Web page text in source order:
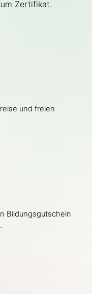
Zertifikat.
und freien
Bildungsgutschein